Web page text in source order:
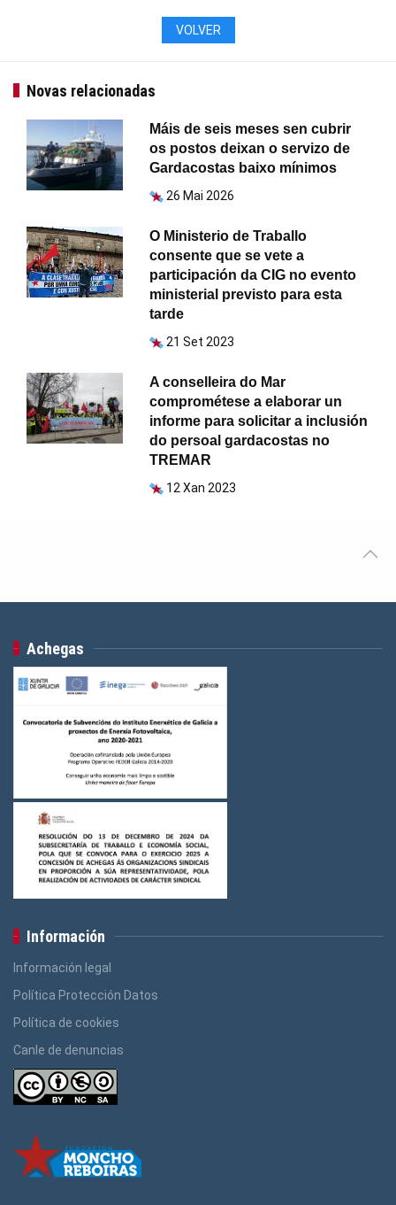
VOLVER
Novas relacionadas
Máis de seis meses sen cubrir
os postos deixan o servizo de
Gardacostas baixo mínimos
26 Mai 2026
O Ministerio de Traballo
consente que se vete a
participación da CIG no evento
ministerial previsto para esta
tarde
21 Set 2023
A conselleira do Mar
comprométese a elaborar un
informe para solicitar a inclusión
do persoal gardacostas no
TREMAR
12 Xan 2023
Achegas
Información
Información legal
Política Protección Datos
Política de cookies
Canle de denuncias